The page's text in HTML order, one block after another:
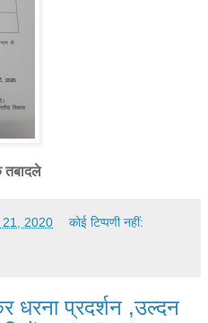
तबादले
21, 2020 कोई टिप्पणी नहीं:
धरना प्रदर्शन ,उल्दन